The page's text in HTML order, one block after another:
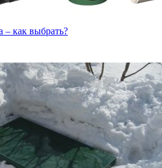
– как выбрать?